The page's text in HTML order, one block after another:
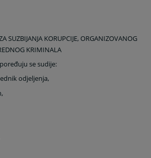
SUZBIJANJA KORUPCIJE, ORGANIZOVANOG
KRIMINALA
se sudije:
odjeljenja,